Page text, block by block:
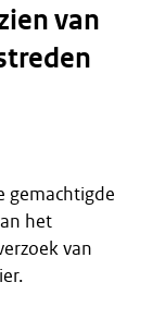
van
gemachtigde
het
van